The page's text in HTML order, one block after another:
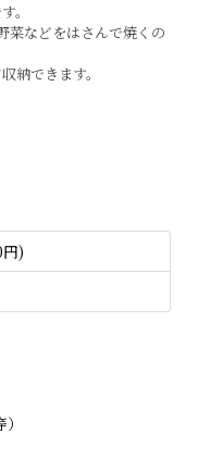
。
菜などをはさんで焼くの
納できます。
)